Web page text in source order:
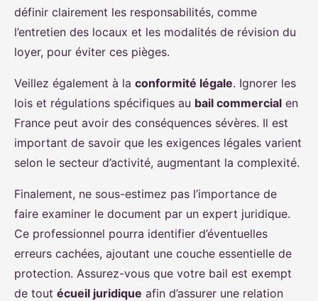
définir clairement les responsabilités, comme
l’entretien des locaux et les modalités de révision du
loyer, pour éviter ces pièges.
Veillez également à la conformité légale. Ignorer les
lois et régulations spécifiques au bail commercial en
France peut avoir des conséquences sévères. Il est
important de savoir que les exigences légales varient
selon le secteur d’activité, augmentant la complexité.
Finalement, ne sous-estimez pas l’importance de
faire examiner le document par un expert juridique.
Ce professionnel pourra identifier d’éventuelles
erreurs cachées, ajoutant une couche essentielle de
protection. Assurez-vous que votre bail est exempt
de tout écueil juridique afin d’assurer une relation